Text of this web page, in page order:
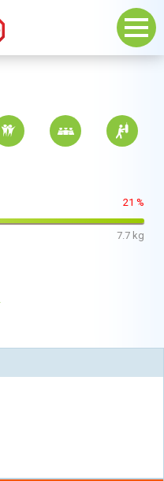
21 %
7.7 kg